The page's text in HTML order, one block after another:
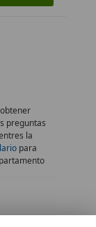
preguntas
la
para